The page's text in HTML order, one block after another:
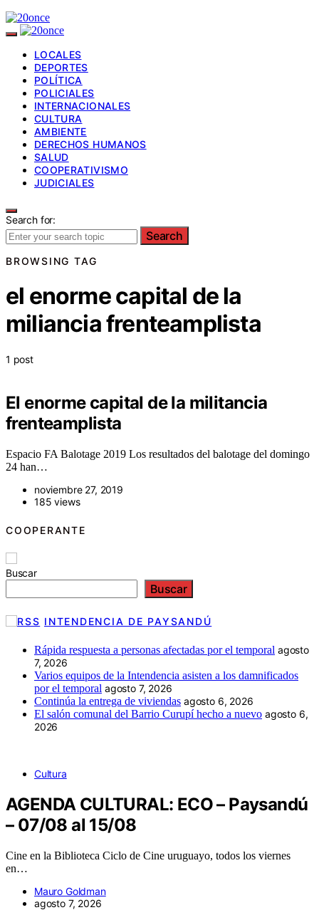
LOCALES
DEPORTES
POLÍTICA
POLICIALES
INTERNACIONALES
CULTURA
AMBIENTE
DERECHOS HUMANOS
SALUD
COOPERATIVISMO
JUDICIALES
Search for:
Search
BROWSING TAG
el enorme capital de la
miliancia frenteamplista
1 post
El enorme capital de la militancia
frenteamplista
Espacio FA Balotage 2019 Los resultados del balotage del domingo
24 han…
noviembre 27, 2019
185 views
COOPERANTE
Buscar
Buscar
INTENDENCIA DE PAYSANDÚ
Rápida respuesta a personas afectadas por el temporal agosto
7, 2026
Varios equipos de la Intendencia asisten a los damnificados
por el temporal agosto 7, 2026
Continúa la entrega de viviendas agosto 6, 2026
El salón comunal del Barrio Curupí hecho a nuevo agosto 6,
2026
Cultura
AGENDA CULTURAL: ECO – Paysandú
– 07/08 al 15/08
Cine en la Biblioteca Ciclo de Cine uruguayo, todos los viernes
en…
Mauro Goldman
agosto 7, 2026